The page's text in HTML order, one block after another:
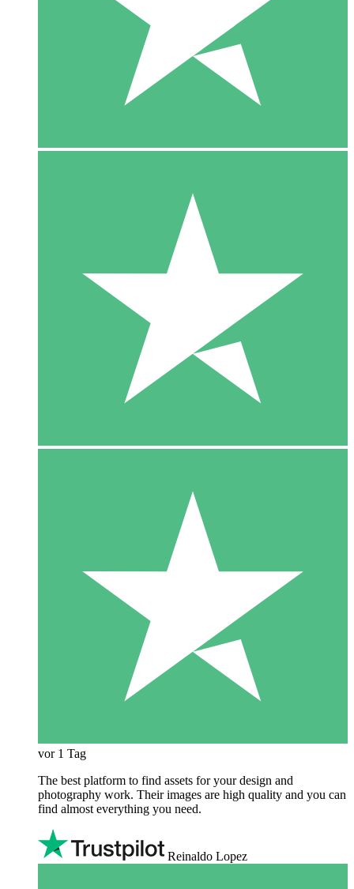
vor 1 Tag
The best platform to find assets for your design and
photography work. Their images are high quality and you can
find almost everything you need.
Reinaldo Lopez